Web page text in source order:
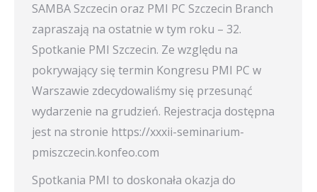
SAMBA Szczecin oraz PMI PC Szczecin Branch
zapraszają na ostatnie w tym roku – 32.
Spotkanie PMI Szczecin. Ze względu na
pokrywający się termin Kongresu PMI PC w
Warszawie zdecydowaliśmy się przesunąć
wydarzenie na grudzień. Rejestracja dostępna
jest na stronie https://xxxii-seminarium-
pmiszczecin.konfeo.com
Spotkania PMI to doskonała okazja do